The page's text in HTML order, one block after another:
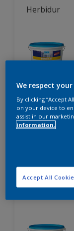
Herbidur
Nur beim
We respect
By clicking “Accept
on your device to
assist in our
information.
Accept All